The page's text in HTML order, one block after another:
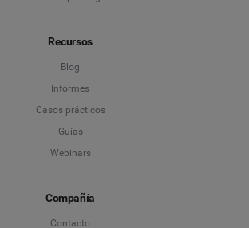
Recursos
Blog
Informes
Casos prácticos
Guías
Webinars
Compañía
Contacto